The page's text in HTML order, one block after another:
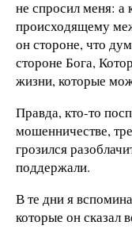
не спросил меня: а
происходящему
он стороне, что
стороне Бога,
жизни, которые
Правда, кто-то
мошенничестве,
грозился
поддержали.
В те дни я
которые он сказал